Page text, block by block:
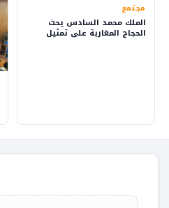
مجتمع
الملك محمد السادس يحث
الحجاج المغاربة على تمثيل
بلدهم بفخر